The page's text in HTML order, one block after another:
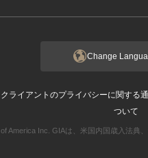
Change
クライアントのプライバシーに関する
ついて
America Inc. GIAは、米国内国歳入法典